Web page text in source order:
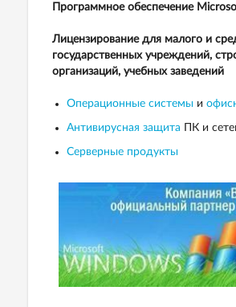
Программное обеспечение
Лицензирование для малого и
государственных учреждений,
организаций, учебных заведений
Операционные системы и
Антивирусная защита ПК и
Серверные продукты